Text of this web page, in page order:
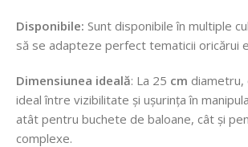
Disponibile: Sunt disponibile în multiple
să se adapteze perfect tematicii oricărui
Dimensiunea ideală: La 25 cm diametru,
ideal între vizibilitate și ușurința în
atât pentru buchete de baloane, cât și
complexe.